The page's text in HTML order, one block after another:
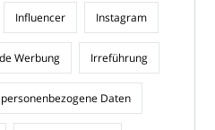
Influencer Instagram
Werbung Irreführung
personenbezogene Daten